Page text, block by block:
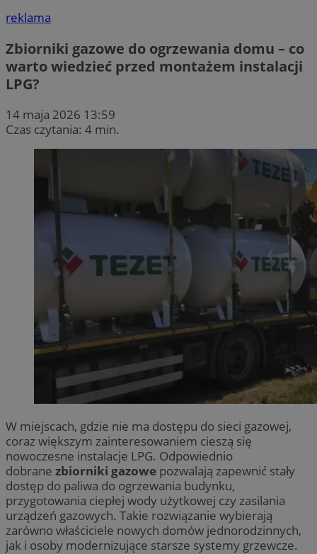
reklama
Zbiorniki gazowe do ogrzewania domu – co
warto wiedzieć przed montażem instalacji
LPG?
14 maja 2026 13:59
Czas czytania: 4 min.
W miejscach, gdzie nie ma dostępu do sieci gazowej,
coraz większym zainteresowaniem cieszą się
nowoczesne instalacje LPG. Odpowiednio
dobrane zbiorniki gazowe pozwalają zapewnić stały
dostęp do paliwa do ogrzewania budynku,
przygotowania ciepłej wody użytkowej czy zasilania
urządzeń gazowych. Takie rozwiązanie wybierają
zarówno właściciele nowych domów jednorodzinnych,
jak i osoby modernizujące starsze systemy grzewcze.